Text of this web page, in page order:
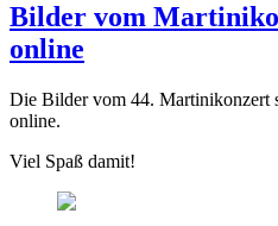
Bilder vom
online
Die Bilder vom 44. Martinikonzert
online.
Viel Spaß damit!